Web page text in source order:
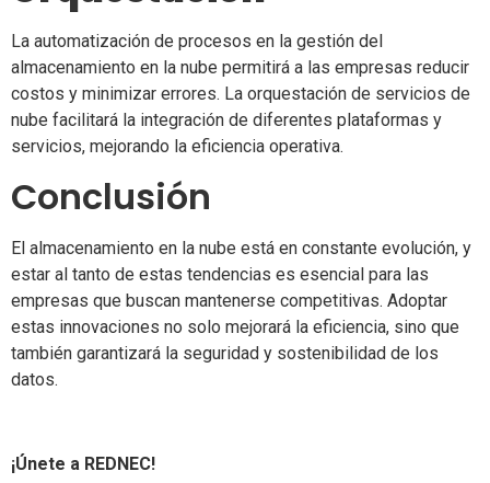
La automatización de procesos en la gestión del
almacenamiento en la nube permitirá a las empresas reducir
costos y minimizar errores. La orquestación de servicios de
nube facilitará la integración de diferentes plataformas y
servicios, mejorando la eficiencia operativa.
Conclusión
El almacenamiento en la nube está en constante evolución, y
estar al tanto de estas tendencias es esencial para las
empresas que buscan mantenerse competitivas. Adoptar
estas innovaciones no solo mejorará la eficiencia, sino que
también garantizará la seguridad y sostenibilidad de los
datos.
¡Únete a REDNEC!